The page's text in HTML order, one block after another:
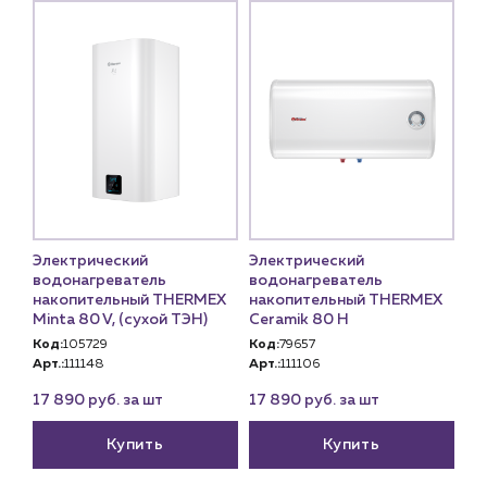
Электрический
водонагреватель
накопительный THERMEX
Minta 80 V, (сухой ТЭН)
Код:105729
Арт.:111148
17 890 руб. за шт
Купить
Электрический
водонагреватель
накопительный THERMEX
Ceramik 80 H
Код:79657
Арт.:111106
17 890 руб. за шт
Купить